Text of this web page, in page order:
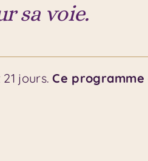
sa voie.
jours.Ce